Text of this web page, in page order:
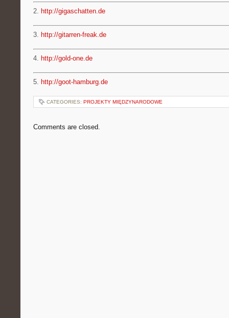
2. http://gigaschatten.de
3. http://gitarren-freak.de
4. http://gold-one.de
5. http://goot-hamburg.de
CATEGORIES: PROJEKTY MIĘDZYNARODOWE
Comments are closed.